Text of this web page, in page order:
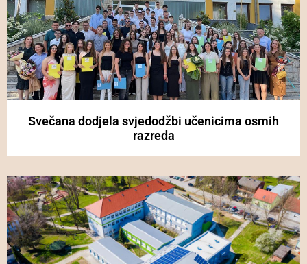
Svečana dodjela svjedodžbi učenicima osmih
razreda